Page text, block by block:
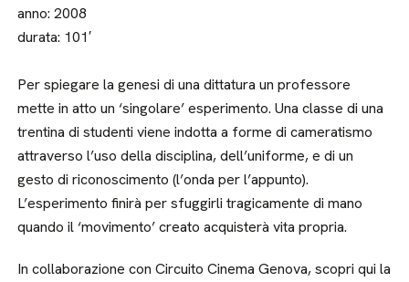
anno: 2008
durata: 101′
Per spiegare la genesi di una dittatura un professore
mette in atto un ‘singolare’ esperimento. Una classe di una
trentina di studenti viene indotta a forme di cameratismo
attraverso l’uso della disciplina, dell’uniforme, e di un
gesto di riconoscimento (l’onda per l’appunto).
L’esperimento finirà per sfuggirli tragicamente di mano
quando il ‘movimento’ creato acquisterà vita propria.
In collaborazione con Circuito Cinema Genova, scopri qui la